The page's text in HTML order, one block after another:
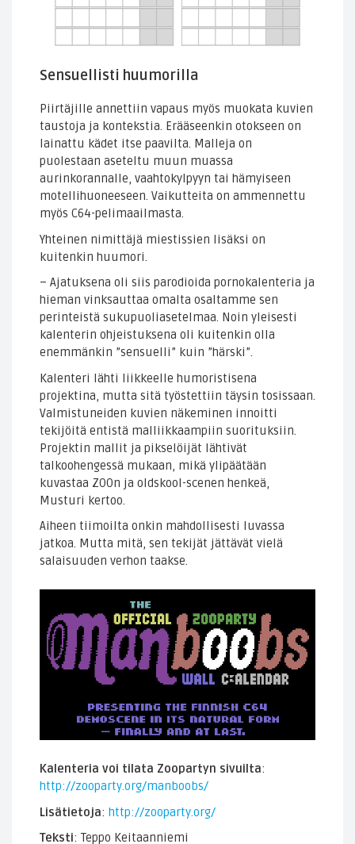
Sensuellisti huumorilla
Piirtäjille annettiin vapaus myös muokata kuvien
taustoja ja kontekstia. Erääseenkin otokseen on
lainattu kädet itse paavilta. Malleja on
puolestaan aseteltu muun muassa
aurinkorannalle, vaahtokylpyyn tai hämyiseen
motellihuoneeseen. Vaikutteita on ammennettu
myös C64-pelimaailmasta.
Yhteinen nimittäjä miestissien lisäksi on
kuitenkin huumori.
– Ajatuksena oli siis parodioida pornokalenteria ja
hieman vinksauttaa omalta osaltamme sen
perinteistä sukupuoliasetelmaa. Noin yleisesti
kalenterin ohjeistuksena oli kuitenkin olla
enemmänkin ”sensuelli” kuin ”härski”.
Kalenteri lähti liikkeelle humoristisena
projektina, mutta sitä työstettiin täysin tosissaan.
Valmistuneiden kuvien näkeminen innoitti
tekijöitä entistä malliikkaampiin suorituksiin.
Projektin mallit ja pikselöijät lähtivät
talkoohengessä mukaan, mikä ylipäätään
kuvastaa ZOOn ja oldskool-scenen henkeä,
Musturi kertoo.
Aiheen tiimoilta onkin mahdollisesti luvassa
jatkoa. Mutta mitä, sen tekijät jättävät vielä
salaisuuden verhon taakse.
Kalenteria voi tilata Zoopartyn sivuilta:
http://zooparty.org/manboobs/
Lisätietoja: http://zooparty.org/
Teksti: Teppo Keitaanniemi